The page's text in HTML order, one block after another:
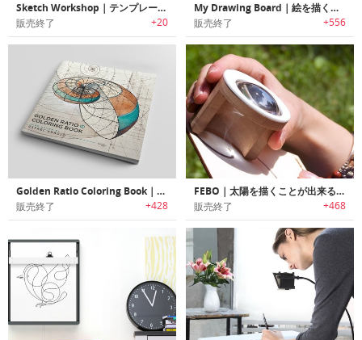
Sketch Workshop｜テンプレートを利用してスケッチ/カラーリングテクニックを学習可能なスケッチブック「スケッチワークショップ」
販売終了 +20
My Drawing Board｜絵を描くのに必要なアイテムをすっきりと収納するドローイングテーブル「マイドローイングボード」
販売終了 +556
Golden Ratio Coloring Book｜自然界の黄金比をイラスト化した塗り絵ブック
販売終了 +428
FEBO｜太陽を描くことが出来るユニークなデバイス「フェボ」
販売終了 +468